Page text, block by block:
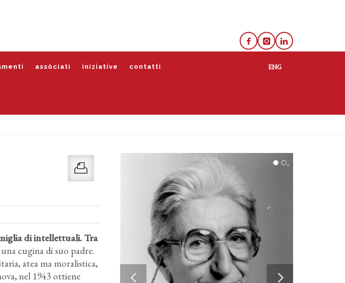
assòciati iniziative contatti
di intellettuali. Tra
cugina di suo padre.
atea ma moralistica,
nel 1943 ottiene